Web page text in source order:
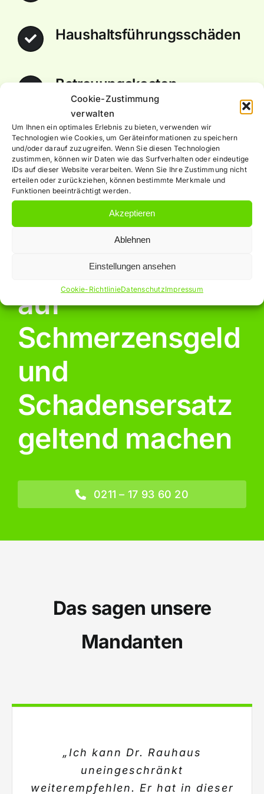
Cookie-Zustimmung
verwalten
Um Ihnen ein optimales Erlebnis zu bieten, verwenden wir
Technologien wie Cookies, um Geräteinformationen zu speichern
und/oder darauf zuzugreifen. Wenn Sie diesen Technologien
zustimmen, können wir Daten wie das Surfverhalten oder eindeutige
IDs auf dieser Website verarbeiten. Wenn Sie Ihre Zustimmung nicht
erteilen oder zurückziehen, können bestimmte Merkmale und
Funktionen beeinträchtigt werden.
Akzeptieren
Ablehnen
Einstellungen ansehen
Cookie-RichtlinieDatenschutzImpressum
Haushaltsführungsschäden
Betreuungskosten
Behandlungskosten und
Nachbehandlungskosten
Jetzt Ansprüche
auf
Schmerzensgeld
und
Schadensersatz
geltend machen
0211 – 17 93 60 20
Das sagen unsere
Mandanten
„Ich kann Dr. Rauhaus
uneingeschränkt
weiterempfehlen. Er hat in dieser